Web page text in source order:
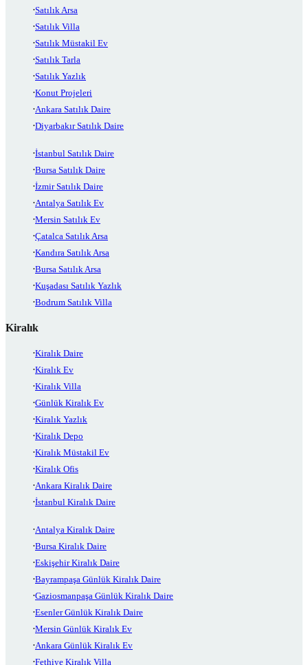
Satılık Arsa
Satılık Villa
Satılık Müstakil Ev
Satılık Tarla
Satılık Yazlık
Konut Projeleri
Ankara Satılık Daire
Diyarbakır Satılık Daire
İstanbul Satılık Daire
Bursa Satılık Daire
İzmir Satılık Daire
Antalya Satılık Ev
Mersin Satılık Ev
Çatalca Satılık Arsa
Kandıra Satılık Arsa
Bursa Satılık Arsa
Kuşadası Satılık Yazlık
Bodrum Satılık Villa
Kiralık
Kiralık Daire
Kiralık Ev
Kiralık Villa
Günlük Kiralık Ev
Kiralık Yazlık
Kiralık Depo
Kiralık Müstakil Ev
Kiralık Ofis
Ankara Kiralık Daire
İstanbul Kiralık Daire
Antalya Kiralık Daire
Bursa Kiralık Daire
Eskişehir Kiralık Daire
Bayrampaşa Günlük Kiralık Daire
Gaziosmanpaşa Günlük Kiralık Daire
Esenler Günlük Kiralık Daire
Mersin Günlük Kiralık Ev
Ankara Günlük Kiralık Ev
Fethiye Kiralık Villa